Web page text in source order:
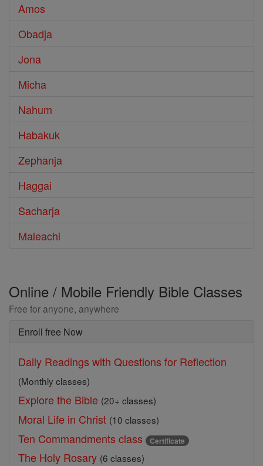
Amos
Obadja
Jona
Micha
Nahum
Habakuk
Zephanja
Haggai
Sacharja
Maleachi
Online / Mobile Friendly Bible Classes
Free for anyone, anywhere
Enroll free Now
Daily Readings with Questions for Reflection
(Monthly classes)
Explore the Bible (20+ classes)
Moral Life in Christ (10 classes)
Ten Commandments class Certificate
The Holy Rosary (6 classes)